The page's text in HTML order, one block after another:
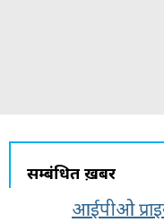
सम्बंधित ख़बरें
आईपीओ